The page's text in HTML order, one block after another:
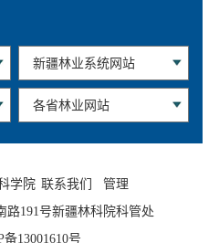
学院 联系我们
管理
路191号新疆林科院科管处
备13001610号